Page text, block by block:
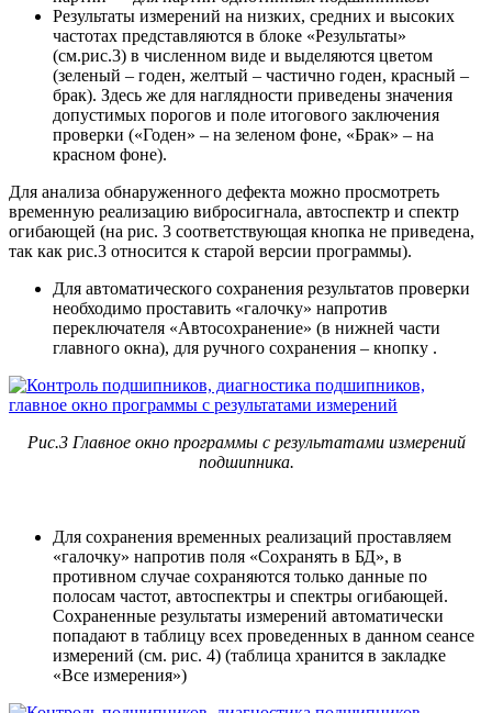
Результаты измерений на низких, средних и высоких
частотах представляются в блоке «Результаты»
(см.рис.3) в численном виде и выделяются цветом
(зеленый – годен, желтый – частично годен, красный –
брак). Здесь же для наглядности приведены значения
допустимых порогов и поле итогового заключения
проверки («Годен» – на зеленом фоне, «Брак» – на
красном фоне).
Для анализа обнаруженного дефекта можно просмотреть
временную реализацию вибросигнала, автоспектр и спектр
огибающей (на рис. 3 соответствующая кнопка не приведена,
так как рис.3 относится к старой версии программы).
Для автоматического сохранения результатов проверки
необходимо проставить «галочку» напротив
переключателя «Автосохранение» (в нижней части
главного окна), для ручного сохранения – кнопку .
Рис.3 Главное окно программы с результатами измерений
подшипника.
Для сохранения временных реализаций проставляем
«галочку» напротив поля «Сохранять в БД», в
противном случае сохраняются только данные по
полосам частот, автоспектры и спектры огибающей.
Сохраненные результаты измерений автоматически
попадают в таблицу всех проведенных в данном сеансе
измерений (см. рис. 4) (таблица хранится в закладке
«Все измерения»)